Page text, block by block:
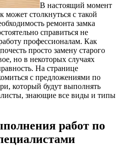
В настоящий момент
может столкнуться с такой
ремонта замка
справиться не
профессионалам. Как
просто замену старого
но в некоторых случаях
На странице
с предложениями по
который будут выполнять
знающие все виды и типы
работ по